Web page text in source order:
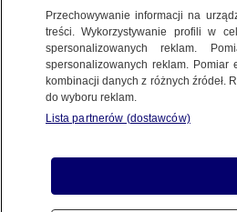
27.05.2026, 06:36
Udostępnij
Przechowywanie informacji na
treści. Wykorzystywanie profili w
spersonalizowanych reklam.
spersonalizowanych reklam. Pomiar
kombinacji danych z różnych źródeł.
do wyboru reklam.
Lista partnerów (dostawców)